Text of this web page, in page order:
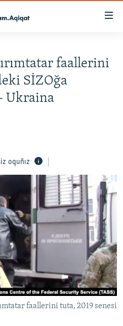
faallerini
SİZOğa
Ukraina
oquñız
faallerini tuta, 2019 senesi